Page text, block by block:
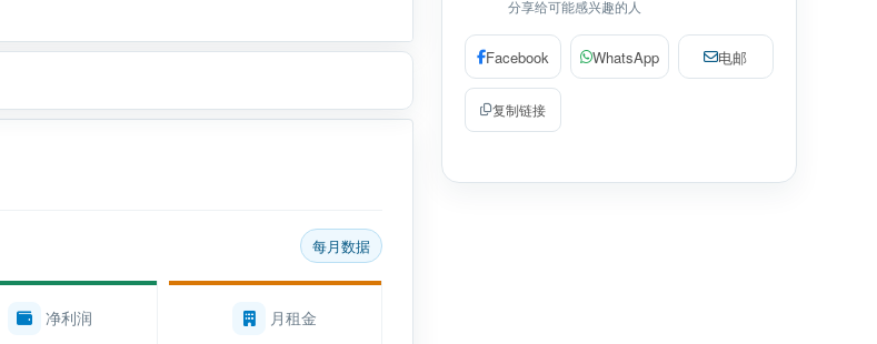
每月数据
净利润 月租金
分享给可能感兴趣的人
Facebook WhatsApp 电邮
复制链接